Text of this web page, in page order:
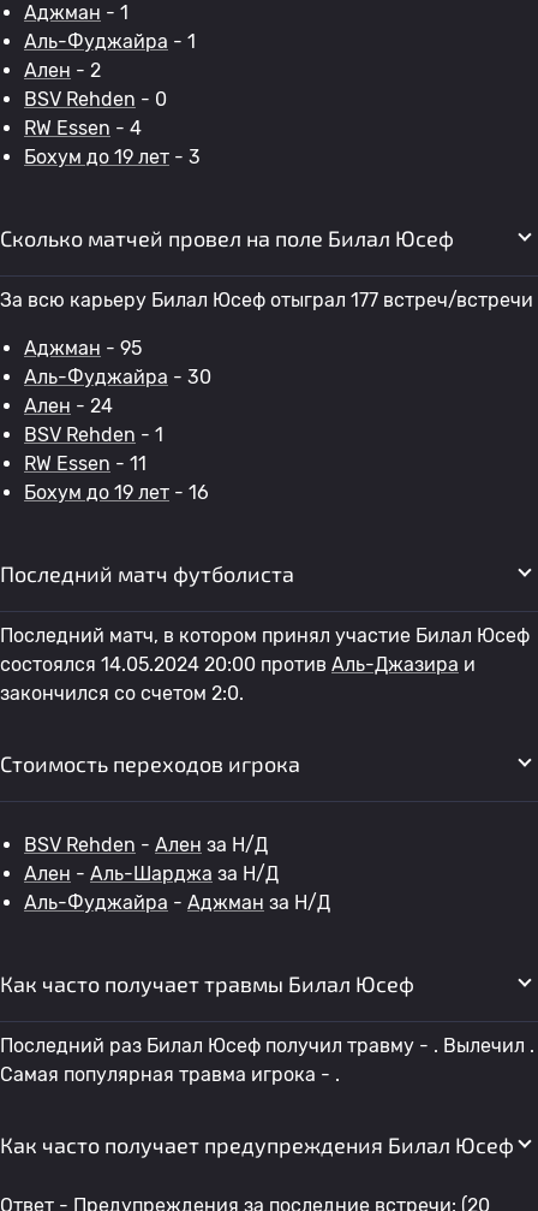
Аджман - 1
Аль-Фуджайра - 1
Ален - 2
BSV Rehden - 0
RW Essen - 4
Бохум до 19 лет - 3
Сколько матчей провел на поле Билал Юсеф
За всю карьеру Билал Юсеф отыграл 177 встреч/встречи
Аджман - 95
Аль-Фуджайра - 30
Ален - 24
BSV Rehden - 1
RW Essen - 11
Бохум до 19 лет - 16
Последний матч футболиста
Последний матч, в котором принял участие Билал Юсеф
состоялся 14.05.2024 20:00 против Аль-Джазира и
закончился со счетом 2:0.
Стоимость переходов игрока
BSV Rehden - Ален за Н/Д
Ален - Аль-Шарджа за Н/Д
Аль-Фуджайра - Аджман за Н/Д
Как часто получает травмы Билал Юсеф
Последний раз Билал Юсеф получил травму - . Вылечил .
Самая популярная травма игрока - .
Как часто получает предупреждения Билал Юсеф
Ответ - Предупреждения за последние встречи: (20